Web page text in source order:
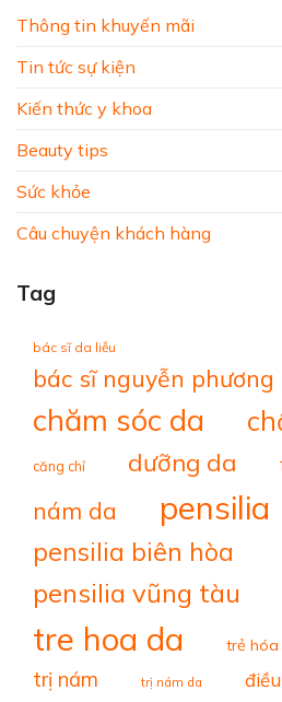
Thông tin khuyến mãi
Tin tức sự kiện
Kiến thức y khoa
Beauty tips
Sức khỏe
Câu chuyện khách hàng
Tag
bác sĩ da liễu
bác sĩ nguyễn
chăm sóc da
căng chỉ dưỡng da
nám da pensilia
pensilia biên hòa
pensilia vũng tàu
tre hoa da trẻ hóa
trị nám trị nám da